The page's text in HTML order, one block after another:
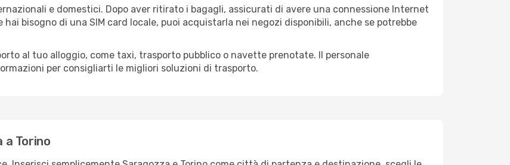
e domestici. Dopo aver ritirato i bagagli, assicurati di avere una connessione Internet
bisogno di una SIM card locale, puoi acquistarla nei negozi disponibili, anche se potrebbe
al tuo alloggio, come taxi, trasporto pubblico o navette prenotate. Il personale
per consigliarti le migliori soluzioni di trasporto.
a Torino